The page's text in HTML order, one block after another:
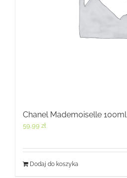
Chanel Mademoiselle 100ml
59,99 zł
Dodaj do koszyka